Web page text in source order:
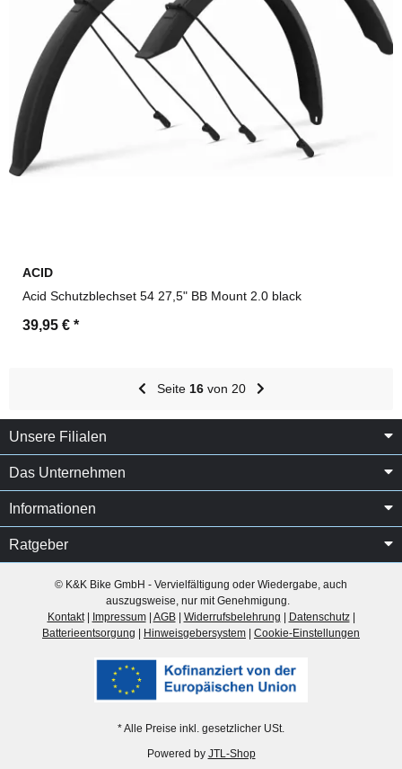
ACID
Acid Schutzblechset 54 27,5" BB Mount 2.0 black
39,95 € *
Seite 16von 20
Unsere Filialen
Das Unternehmen
Informationen
Ratgeber
© K&K Bike GmbH - Vervielfältigung oder Wiedergabe, auch
auszugsweise, nur mit Genehmigung.
Kontakt| Impressum| AGB| Widerrufsbelehrung Datenschutz|
Batterieentsorgung
Hinweisgebersystem Cookie-Einstellungen
* Alle Preise inkl. gesetzlicher USt.
Powered by JTL-Shop